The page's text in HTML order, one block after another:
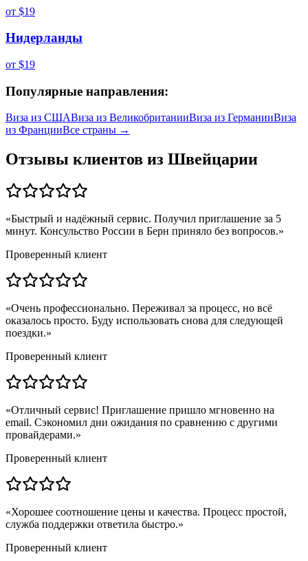
от $19
Нидерланды
от $19
Популярные направления:
Виза из СШАВиза из ВеликобританииВиза из ГерманииВиза
из ФранцииВсе страны →
Отзывы клиентов из Швейцарии
«Быстрый и надёжный сервис. Получил приглашение за 5
минут. Консульство России в Берн приняло без вопросов.»
Проверенный клиент
«Очень профессионально. Переживал за процесс, но всё
оказалось просто. Буду использовать снова для следующей
поездки.»
Проверенный клиент
«Отличный сервис! Приглашение пришло мгновенно на
email. Сэкономил дни ожидания по сравнению с другими
провайдерами.»
Проверенный клиент
«Хорошее соотношение цены и качества. Процесс простой,
служба поддержки ответила быстро.»
Проверенный клиент